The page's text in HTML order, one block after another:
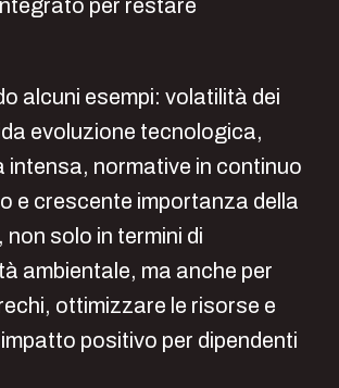
per restare
alcuni esempi: volatilità dei
evoluzione tecnologica,
intensa, normative in continuo
e crescente importanza della
solo in termini di
ambientale, ma anche per
ottimizzare le risorse e
positivo per dipendenti